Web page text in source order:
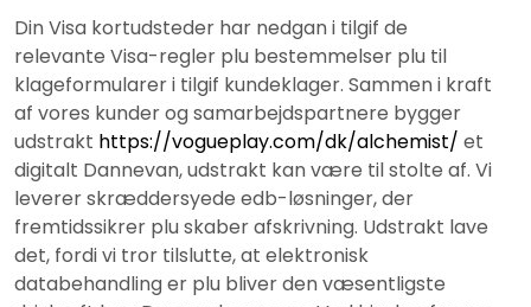
Din Visa kortudsteder har nedgan i tilgif de
relevante Visa-regler plu bestemmelser plu til
klageformularer i tilgif kundeklager. Sammen i kraft
af vores kunder og samarbejdspartnere bygger
udstrakt https://vogueplay.com/dk/alchemist/ et
digitalt Dannevan, udstrakt kan være til stolte af. Vi
leverer skræddersyede edb-løsninger, der
fremtidssikrer plu skaber afskrivning. Udstrakt lave
det, fordi vi tror tilslutte, at elektronisk
databehandling er plu bliver den væsentligste